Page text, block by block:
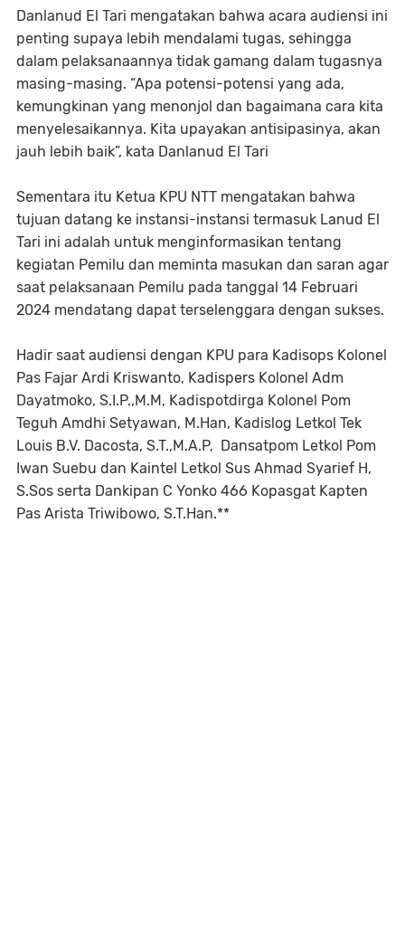
Danlanud El Tari mengatakan bahwa acara audiensi ini
penting supaya lebih mendalami tugas, sehingga
dalam pelaksanaannya tidak gamang dalam tugasnya
masing-masing. “Apa potensi-potensi yang ada,
kemungkinan yang menonjol dan bagaimana cara kita
menyelesaikannya. Kita upayakan antisipasinya, akan
jauh lebih baik”, kata Danlanud El Tari
Sementara itu Ketua KPU NTT mengatakan bahwa
tujuan datang ke instansi-instansi termasuk Lanud El
Tari ini adalah untuk menginformasikan tentang
kegiatan Pemilu dan meminta masukan dan saran agar
saat pelaksanaan Pemilu pada tanggal 14 Februari
2024 mendatang dapat terselenggara dengan sukses.
Hadir saat audiensi dengan KPU para Kadisops Kolonel
Pas Fajar Ardi Kriswanto, Kadispers Kolonel Adm
Dayatmoko, S.I.P.,M.M, Kadispotdirga Kolonel Pom
Teguh Amdhi Setyawan, M.Han, Kadislog Letkol Tek
Louis B.V. Dacosta, S.T.,M.A.P, Dansatpom Letkol Pom
Iwan Suebu dan Kaintel Letkol Sus Ahmad Syarief H,
S.Sos serta Dankipan C Yonko 466 Kopasgat Kapten
Pas Arista Triwibowo, S.T.Han.**